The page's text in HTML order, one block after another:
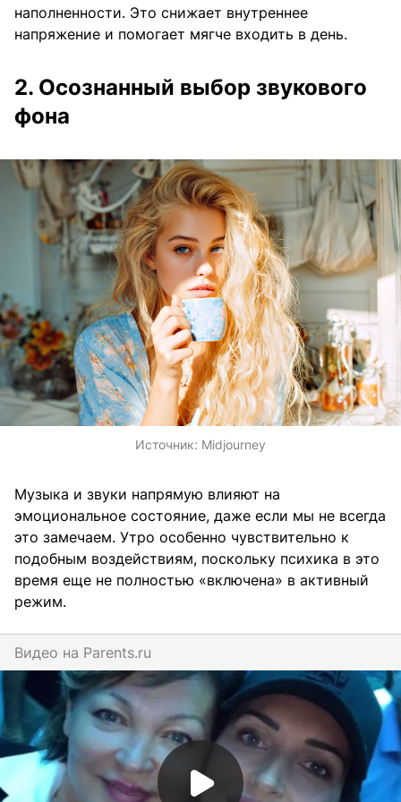
наполненности. Это снижает внутреннее
напряжение и помогает мягче входить в день.
2. Осознанный выбор звукового
фона
Источник: Midjourney
Музыка и звуки напрямую влияют на
эмоциональное состояние, даже если мы не всегда
это замечаем. Утро особенно чувствительно к
подобным воздействиям, поскольку психика в это
время еще не полностью «включена» в активный
режим.
Видео на parents.ru